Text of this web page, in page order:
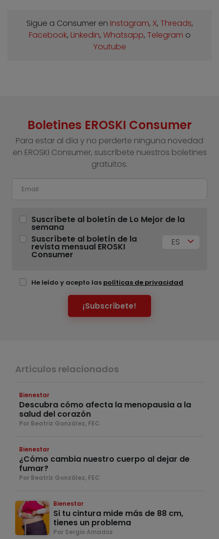
Sigue a Consumer en Instagram, X, Threads,
Facebook, Linkedin, Whatsapp, Telegram o
Youtube
Boletines EROSKI Consumer
Para estar al día y no perderte ninguna novedad
en EROSKI Consumer, suscríbete nuestros boletines
gratuitos.
Suscríbete al boletín de Lo Mejor de la
semana
Suscríbete al boletín de la
revista mensual EROSKI
Consumer
ES
He leído y acepto las políticas de privacidad
¡Subscríbete!
Artículos relacionados
Bienestar
Descubra cómo afecta la menopausia a la
salud del corazón
Por Beatriz González, FEC
Bienestar
¿Cómo cambia nuestro cuerpo al dejar de
fumar?
Por Beatriz González, FEC
Bienestar
Si tu cintura mide más de 88 cm,
tienes un problema
Por Sergio Amadoz